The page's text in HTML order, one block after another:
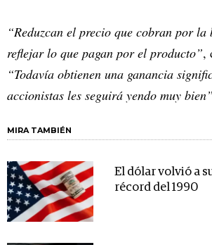
“Reduzcan el precio que cobran por la
reflejar lo que pagan por el producto”,
“Todavía obtienen una ganancia
accionistas les seguirá yendo muy bien”
MIRA TAMBIÉN
El dólar volvió a
récord del 1990